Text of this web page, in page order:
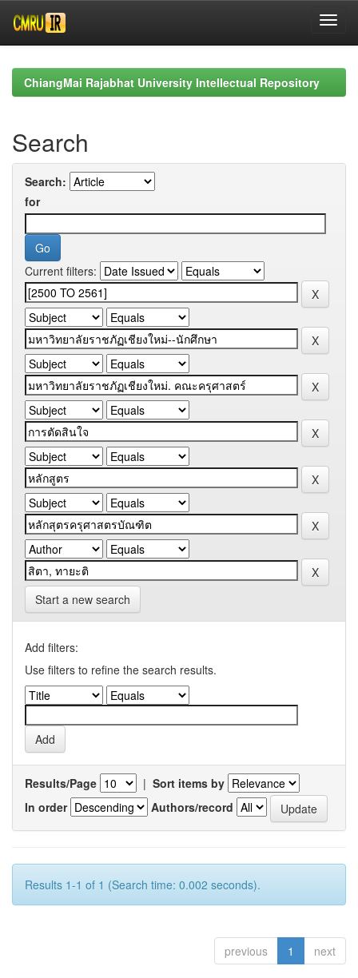
navigationChiangMai Rajabhat University Intellectual Repository
Search
Search:
for
Current filters:
Start a new search
Add filters:
Use filters to refine the search results.
Results/Page | Sort items by
In order
Authors/record
Results 1-1 of 1 (Search time: 0.002 seconds).
previous 1 next